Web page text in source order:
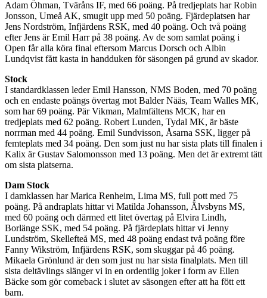
Adam Öhman, Tväråns IF, med 66 poäng. På tredjeplats har Robin
Jonsson, Umeå AK, smugit upp med 50 poäng. Fjärdeplatsen har
Jens Nordström, Infjärdens RSK, med 40 poäng. Och två poäng
efter Jens är Emil Harr på 38 poäng. Av de som samlat poäng i
Open får alla köra final eftersom Marcus Dorsch och Albin
Lundqvist fått kasta in handduken för säsongen på grund av skador.
Stock
I standardklassen leder Emil Hansson, NMS Boden, med 70 poäng
och en endaste poängs övertag mot Balder Nääs, Team Walles MK,
som har 69 poäng. Pär Vikman, Malmfältens MCK, har en
tredjeplats med 62 poäng. Robert Lunden, Tydal MK, är bäste
norrman med 44 poäng. Emil Sundvisson, Åsarna SSK, ligger på
femteplats med 34 poäng. Den som just nu har sista plats till finalen i
Kalix är Gustav Salomonsson med 13 poäng. Men det är extremt tätt
om sista platserna.
Dam Stock
I damklassen har Marica Renheim, Lima MS, full pott med 75
poäng. På andraplats hittar vi Matilda Johansson, Älvsbyns MS,
med 60 poäng och därmed ett litet övertag på Elvira Lindh,
Borlänge SSK, med 54 poäng. På fjärdeplats hittar vi Jenny
Lundström, Skellefteå MS, med 48 poäng endast två poäng före
Fanny Wikström, Infjärdens RSK, som skuggar på 46 poäng.
Mikaela Grönlund är den som just nu har sista finalplats. Men till
sista deltävlings slänger vi in en ordentlig joker i form av Ellen
Bäcke som gör comeback i slutet av säsongen efter att ha fött ett
barn.